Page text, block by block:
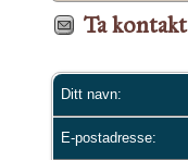
Ta kontakt
Ditt navn:
E-postadresse: